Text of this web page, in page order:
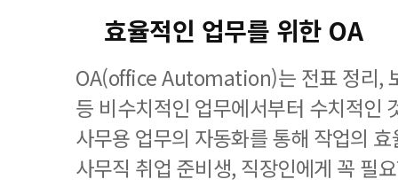
효율적인 업무를 위한 OA
OA(office Automation)는 전표 정리,
등 비수치적인 업무에서부터 수치적인
사무용 업무의 자동화를 통해 작업의
사무직 취업 준비생, 직장인에게 꼭 필